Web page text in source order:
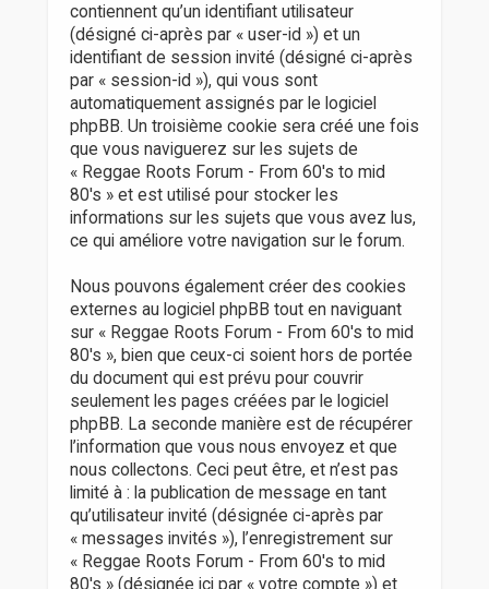
contiennent qu’un identifiant utilisateur
(désigné ci-après par « user-id ») et un
identifiant de session invité (désigné ci-après
par « session-id »), qui vous sont
automatiquement assignés par le logiciel
phpBB. Un troisième cookie sera créé une fois
que vous naviguerez sur les sujets de
« Reggae Roots Forum - From 60's to mid
80's » et est utilisé pour stocker les
informations sur les sujets que vous avez lus,
ce qui améliore votre navigation sur le forum.
Nous pouvons également créer des cookies
externes au logiciel phpBB tout en naviguant
sur « Reggae Roots Forum - From 60's to mid
80's », bien que ceux-ci soient hors de portée
du document qui est prévu pour couvrir
seulement les pages créées par le logiciel
phpBB. La seconde manière est de récupérer
l’information que vous nous envoyez et que
nous collectons. Ceci peut être, et n’est pas
limité à : la publication de message en tant
qu’utilisateur invité (désignée ci-après par
« messages invités »), l’enregistrement sur
« Reggae Roots Forum - From 60's to mid
80's » (désignée ici par « votre compte ») et